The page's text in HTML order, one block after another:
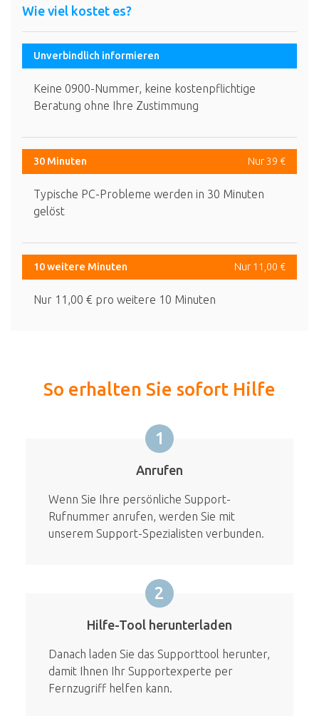
Wie viel kostet es?
Unverbindlich informieren
Keine 0900-Nummer, keine kostenpflichtige
Beratung ohne Ihre Zustimmung
30 Minuten Nur 39 €
Typische PC-Probleme werden in 30 Minuten
gelöst
10 weitere Minuten Nur 11,00 €
Nur 11,00 € pro weitere 10 Minuten
So erhalten Sie sofort Hilfe
1
Anrufen
Wenn Sie Ihre persönliche Support-
Rufnummer anrufen, werden Sie mit
unserem Support-Spezialisten verbunden.
2
Hilfe-Tool herunterladen
Danach laden Sie das Supporttool herunter,
damit Ihnen Ihr Supportexperte per
Fernzugriff helfen kann.